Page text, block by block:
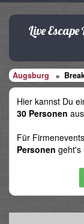
Live
Augsburg
Hier kannst Du
30 Personen
Für
Personen geht's